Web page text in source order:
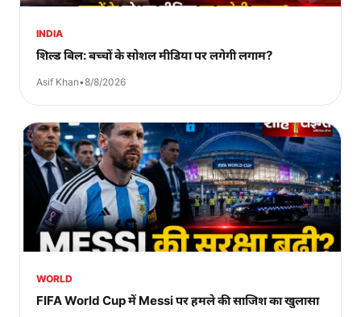
INDIA
शिल्ड बिल: बच्चों के सोशल मीडिया पर लगेगी लगाम?
Asif Khan•8/8/2026
WORLD
FIFA World Cup में Messi पर हमले की साजिश का खुलासा